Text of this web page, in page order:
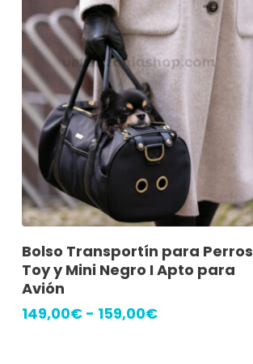
Seleccionar Opciones
producto
tiene
múltiples
Bolso Transportín para Perros
Toy y Mini Negro I Apto para
Avión
149,00€ - 159,00€Rango